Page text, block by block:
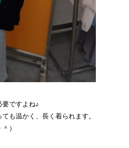
要ですよね♪
も温かく、長く着られます。
）